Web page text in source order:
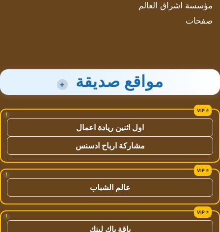
مؤسسة اشراق العالم
صفحات
مواقع صديقة +
!
اول اثنين ريادة اعمال
مشاركة ارباح ادسنس
!
عالم الشباب
!
باقة باك لينك